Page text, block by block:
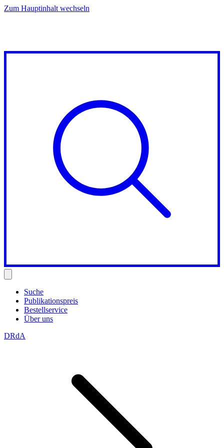
Zum Hauptinhalt wechseln
Suche
Publikationspreis
Bestellservice
Über uns
DRdA